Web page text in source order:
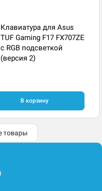
Клавиатура для Asus
TUF Gaming F17 FX707ZE
с RGB подсветкой
(версия 2)
В корзину
товары